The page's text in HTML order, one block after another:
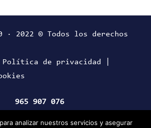
· 2022 © Todos los derechos
Política de privacidad
965 907 076
analizar nuestros servicios y asegurar